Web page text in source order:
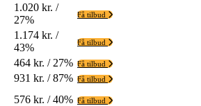
1.020 kr. /
27%
Få tilbud
1.174 kr. /
43%
Få tilbud
464 kr. / 27% Få tilbud
931 kr. / 87% Få tilbud
576 kr. / 40% Få tilbud